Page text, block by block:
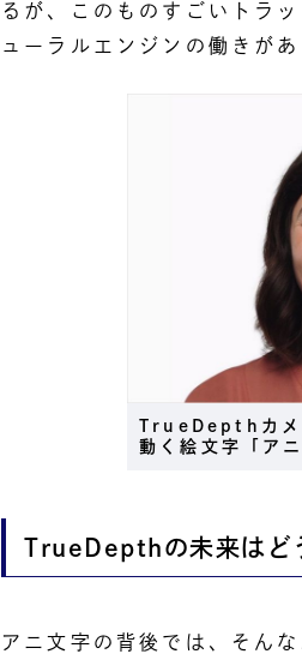
るが、このものすごいトラ
ューラルエンジンの働きが
TrueDepthカメ
動く絵文字「ア
TrueDepthの未来はど
アニ文字の背後では、そん